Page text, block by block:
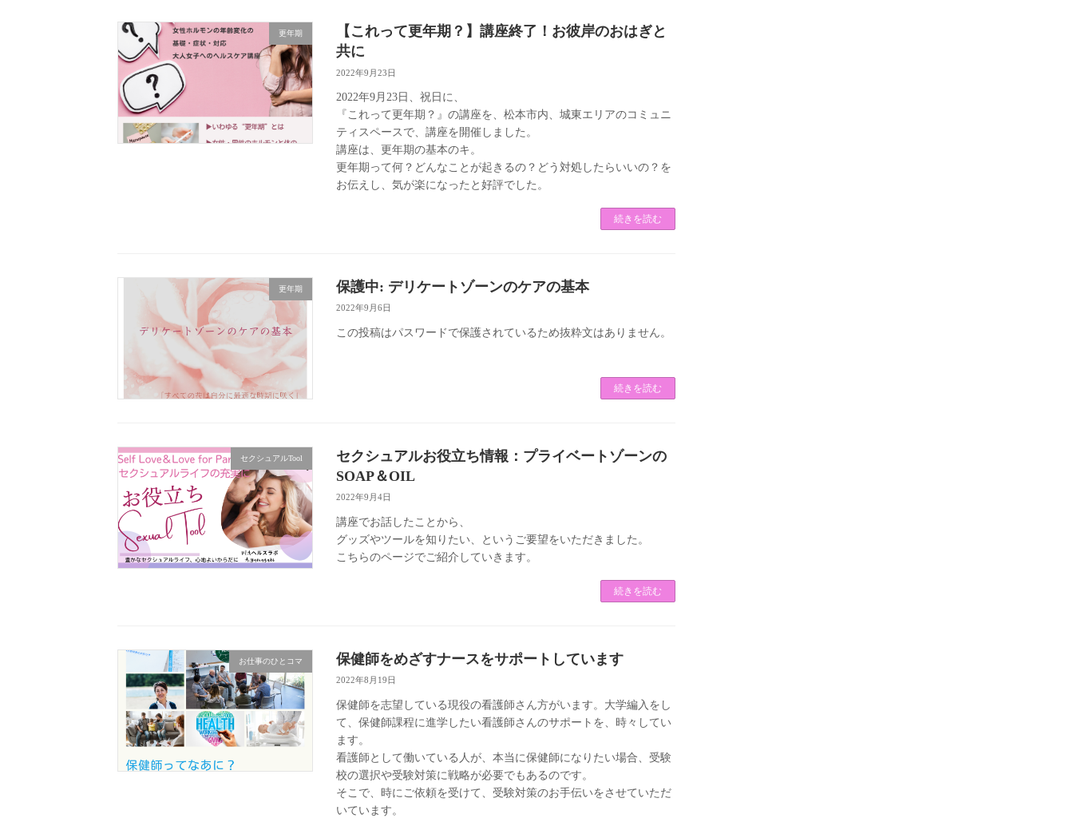
更年期
【これって更年期？】講座終了！お彼岸のおはぎと
共に
2022年9月23日
2022年9月23日、祝日に、
『これって更年期？』の講座を、松本市内、城東エリアのコミュニ
ティスペースで、講座を開催しました。
講座は、更年期の基本のキ。
更年期って何？どんなことが起きるの？どう対処したらいいの？を
お伝えし、気が楽になったと好評でした。
続きを読む
更年期 保護中: デリケートゾーンのケアの基本
2022年9月6日
この投稿はパスワードで保護されているため抜粋文はありません。
続きを読む
セクシュアルTool
セクシュアルお役立ち情報：プライベートゾーンの
SOAP＆OIL
2022年9月4日
講座でお話したことから、
グッズやツールを知りたい、というご要望をいただきました。
こちらのページでご紹介していきます。
続きを読む
お仕事のひとコマ 保健師をめざすナースをサポートしています
2022年8月19日
保健師を志望している現役の看護師さん方がいます。大学編入をし
て、保健師課程に進学したい看護師さんのサポートを、時々してい
ます。
看護師として働いている人が、本当に保健師になりたい場合、受験
校の選択や受験対策に戦略が必要でもあるのです。
そこで、時にご依頼を受けて、受験対策のお手伝いをさせていただ
いています。